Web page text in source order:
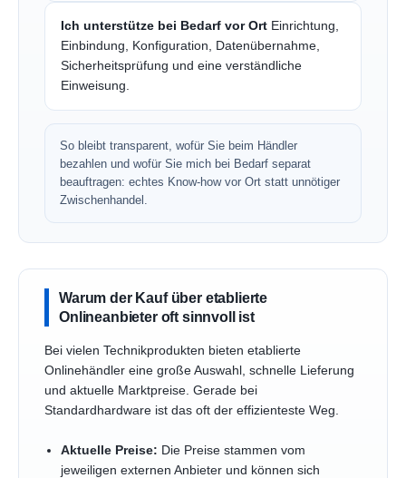
Ich unterstütze bei Bedarf vor Ort Einrichtung,
Einbindung, Konfiguration, Datenübernahme,
Sicherheitsprüfung und eine verständliche
Einweisung.
So bleibt transparent, wofür Sie beim Händler
bezahlen und wofür Sie mich bei Bedarf separat
beauftragen: echtes Know-how vor Ort statt unnötiger
Zwischenhandel.
Warum der Kauf über etablierte
Onlineanbieter oft sinnvoll ist
Bei vielen Technikprodukten bieten etablierte
Onlinehändler eine große Auswahl, schnelle Lieferung
und aktuelle Marktpreise. Gerade bei
Standardhardware ist das oft der effizienteste Weg.
Aktuelle Preise: Die Preise stammen vom
jeweiligen externen Anbieter und können sich